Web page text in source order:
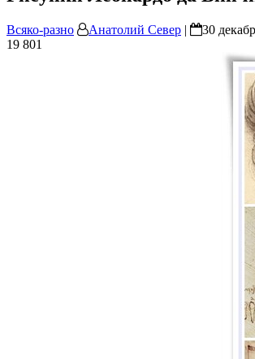
Всяко-разно Анатолий Север | 30
19 801